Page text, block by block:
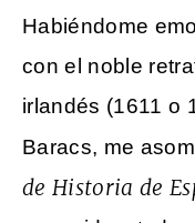
Habiéndome
con el noble
irlandés (1611 o
Baracs, me
de Historia de